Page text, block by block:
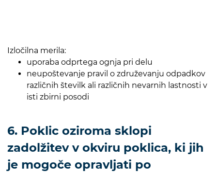
Izločilna merila:
uporaba odprtega ognja pri delu
neupoštevanje pravil o združevanju odpadkov
različnih številk ali različnih nevarnih lastnosti v
isti zbirni posodi
6. Poklic oziroma sklopi
zadolžitev v okviru poklica, ki jih
je mogoče opravljati po